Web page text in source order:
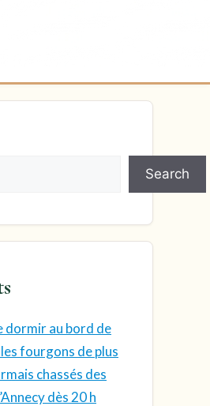
Search
dormir au bord de
les fourgons de plus
chassés des
dès 20 h